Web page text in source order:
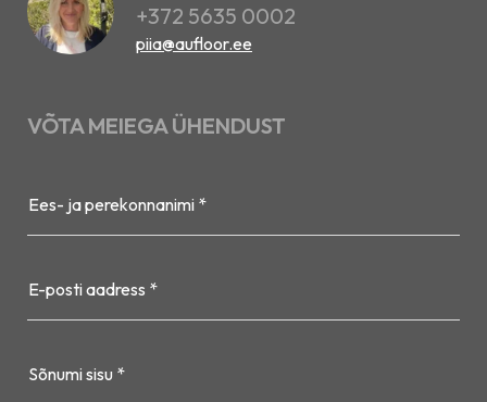
+372 5635 0002
piia@aufloor.ee
VÕTA MEIEGA ÜHENDUST
Ees- ja perekonnanimi *
E-posti aadress *
Sõnumi sisu *